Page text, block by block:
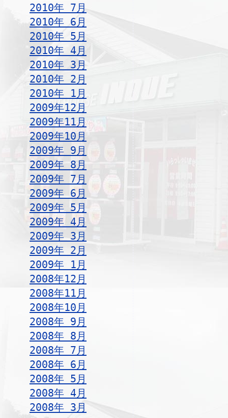
2010年 7月
2010年 6月
2010年 5月
2010年 4月
2010年 3月
2010年 2月
2010年 1月
2009年12月
2009年11月
2009年10月
2009年 9月
2009年 8月
2009年 7月
2009年 6月
2009年 5月
2009年 4月
2009年 3月
2009年 2月
2009年 1月
2008年12月
2008年11月
2008年10月
2008年 9月
2008年 8月
2008年 7月
2008年 6月
2008年 5月
2008年 4月
2008年 3月